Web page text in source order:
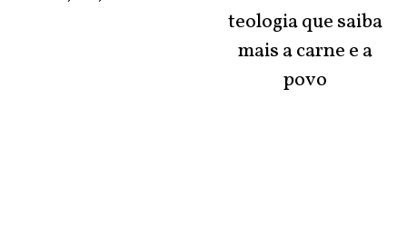
teologia que saiba
mais a carne e a
povo